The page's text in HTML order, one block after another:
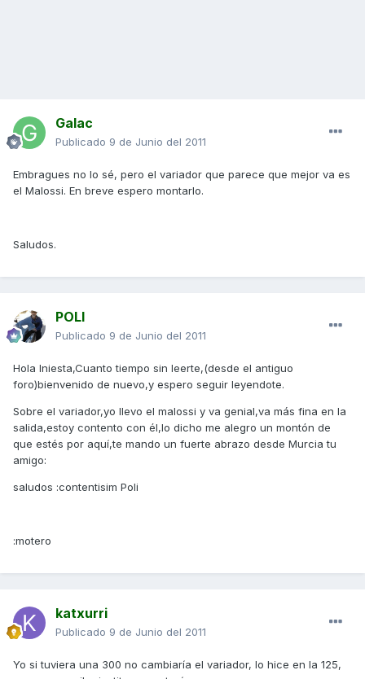
Galac
Publicado 9 de Junio del 2011
Embragues no lo sé, pero el variador que parece que mejor va es
el Malossi. En breve espero montarlo.
Saludos.
POLI
Publicado 9 de Junio del 2011
Hola Iniesta,Cuanto tiempo sin leerte,(desde el antiguo
foro)bienvenido de nuevo,y espero seguir leyendote.
Sobre el variador,yo llevo el malossi y va genial,va más fina en la
salida,estoy contento con él,lo dicho me alegro un montón de
que estés por aquí,te mando un fuerte abrazo desde Murcia tu
amigo:
saludos :contentisim Poli
:motero
katxurri
Publicado 9 de Junio del 2011
Yo si tuviera una 300 no cambiaría el variador, lo hice en la 125,